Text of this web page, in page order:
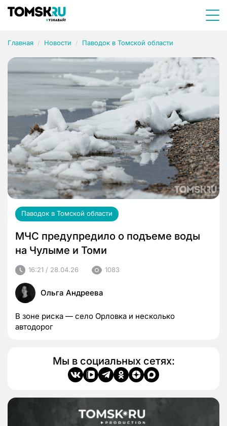
Главная Новости Паводок в Томской области
Паводок в Томской области
МЧС предупредило о подъеме воды
на Чулыме и Томи
16:21 / 28.04.26 1083
Ольга Андреева
В зоне риска — село Орловка и несколько
автодорог
Мы в социальных сетях: